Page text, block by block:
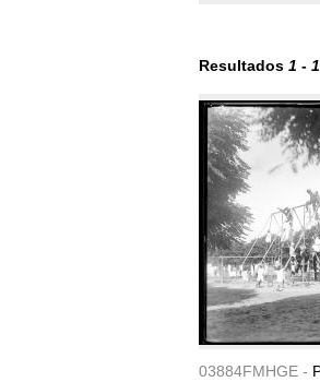
Resultados 1 - 1
03884FMHGE -